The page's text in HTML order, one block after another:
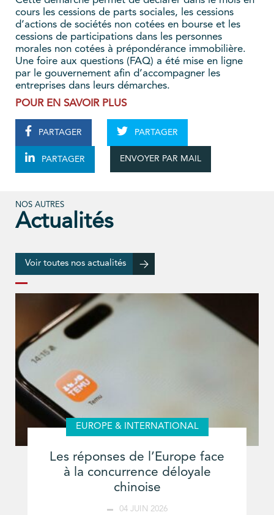
cours les cessions de parts sociales, les cessions
d’actions de sociétés non cotées en bourse et les
cessions de participations dans les personnes
morales non cotées à prépondérance immobilière.
Une foire aux questions (FAQ) a été mise en ligne
par le gouvernement afin d’accompagner les
entreprises dans leurs démarches.
POUR EN SAVOIR PLUS
PARTAGER PARTAGER
PARTAGER ENVOYER PAR MAIL
NOS AUTRES
Actualités
Voir toutes nos actualités
EUROPE & INTERNATIONAL
Les réponses de l’Europe face
à la concurrence déloyale
chinoise
04 JUIN 2026